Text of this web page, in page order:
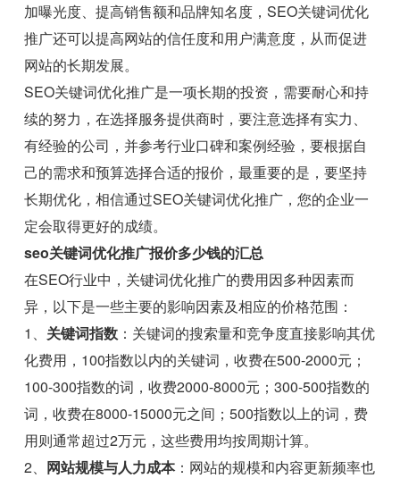
加曝光度、提高销售额和品牌知名度，SEO关键词优化
推广还可以提高网站的信任度和用户满意度，从而促进
网站的长期发展。
SEO关键词优化推广是一项长期的投资，需要耐心和持
续的努力，在选择服务提供商时，要注意选择有实力、
有经验的公司，并参考行业口碑和案例经验，要根据自
己的需求和预算选择合适的报价，最重要的是，要坚持
长期优化，相信通过SEO关键词优化推广，您的企业一
定会取得更好的成绩。
seo关键词优化推广报价多少钱的汇总
在SEO行业中，关键词优化推广的费用因多种因素而
异，以下是一些主要的影响因素及相应的价格范围：
1、 关键词指数 ：关键词的搜索量和竞争度直接影响其优
化费用，100指数以内的关键词，收费在500-2000元；
100-300指数的词，收费2000-8000元；300-500指数的
词，收费在8000-15000元之间；500指数以上的词，费
用则通常超过2万元，这些费用均按周期计算。
2、 网站规模与人力成本：网站的规模和内容更新频率也